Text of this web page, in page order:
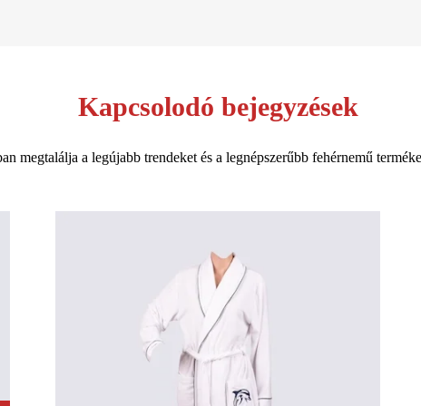
Kapcsolodó bejegyzések
megtalálja a legújabb trendeket és a legnépszerűbb fehérnemű